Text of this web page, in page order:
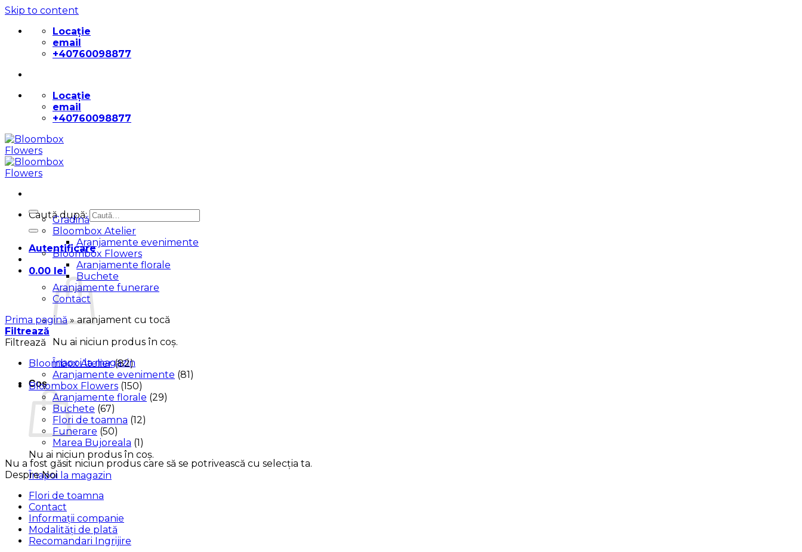
Skip to content
Locație
email
+40760098877
Locație
email
+40760098877
Caută după:
Autentificare
0.00 lei
Nu ai niciun produs în coș.
Înapoi la magazin
Coș
Nu ai niciun produs în coș.
Înapoi la magazin
Gradină
Bloombox Atelier
Aranjamente evenimente
Bloombox Flowers
Aranjamente florale
Buchete
Aranjamente funerare
Contact
Prima pagină » aranjament cu tocă
Filtrează
Filtrează
Bloombox Atelier (82)
Aranjamente evenimente (81)
Bloombox Flowers (150)
Aranjamente florale (29)
Buchete (67)
Flori de toamna (12)
Funerare (50)
Marea Bujoreala (1)
Nu a fost găsit niciun produs care să se potrivească cu selecția ta.
Despre Noi
Flori de toamna
Contact
Informații companie
Modalități de plată
Recomandari Ingrijire